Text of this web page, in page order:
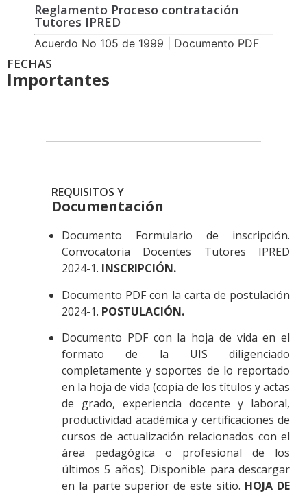
Reglamento Proceso contratación
Tutores IPRED
Acuerdo No 105 de 1999 | Documento PDF
FECHAS
Importantes
REQUISITOS Y
Documentación
Documento Formulario de inscripción.
Convocatoria Docentes Tutores IPRED
2024-1. INSCRIPCIÓN.
Documento PDF con la carta de postulación
2024-1. POSTULACIÓN.
Documento PDF con la hoja de vida en el
formato de la UIS diligenciado
completamente y soportes de lo reportado
en la hoja de vida (copia de los títulos y actas
de grado, experiencia docente y laboral,
productividad académica y certificaciones de
cursos de actualización relacionados con el
área pedagógica o profesional de los
últimos 5 años). Disponible para descargar
en la parte superior de este sitio. HOJA DE